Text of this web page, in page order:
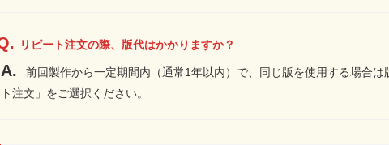
リピート注文の際、版代はかかりますか？
前回製作から一定期間内（通常1年以内）で、同じ版を使用する場合
ト注文」をご選択ください。